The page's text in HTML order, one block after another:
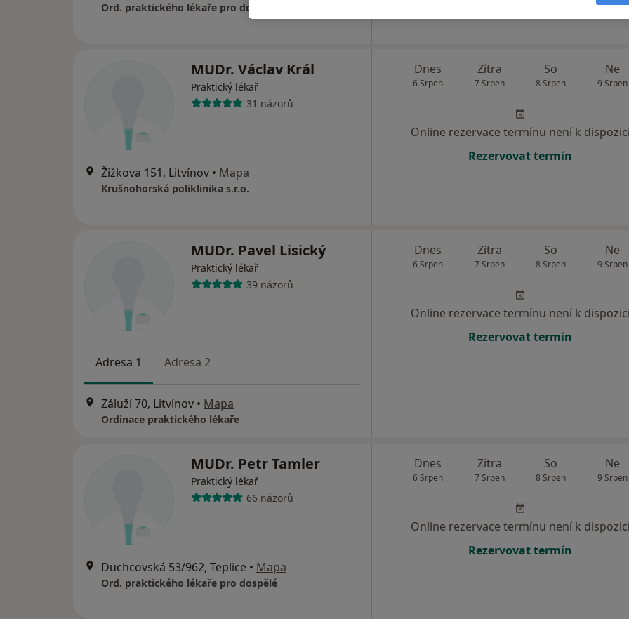
Ord. praktického lékaře pro dospělé
MUDr. Václav Král
Praktický lékař
31 názorů
Žižkova 151, Litvínov • Mapa
Krušnohorská poliklinika s.r.o.
Dnes
6 Srpen
Zítra
7 Srpen
So
8 Srpen
Ne
9 Srpen
Online rezervace termínu není k dispozici
Rezervovat termín
MUDr. Pavel Lisický
Praktický lékař
39 názorů
Adresa 1 Adresa 2
Záluží 70, Litvínov • Mapa
Ordinace praktického lékaře
Dnes
6 Srpen
Zítra
7 Srpen
So
8 Srpen
Ne
9 Srpen
Online rezervace termínu není k dispozici
Rezervovat termín
MUDr. Petr Tamler
Praktický lékař
66 názorů
Duchcovská 53/962, Teplice • Mapa
Ord. praktického lékaře pro dospělé
Dnes
6 Srpen
Zítra
7 Srpen
So
8 Srpen
Ne
9 Srpen
Online rezervace termínu není k dispozici
Rezervovat termín